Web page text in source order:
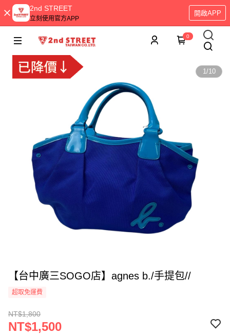
2nd STREET
立刻使用官方APP
開啟APP
0
1/10
【台中廣三SOGO店】agnes b./手提包//
超取免運費
NT$1,800
NT$1,500